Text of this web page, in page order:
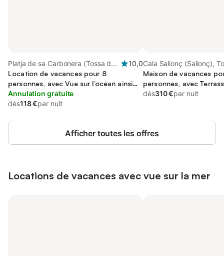
Platja de sa Carbonera (Tossa de
Mar), Tossa de Mar
10,0
Location de vacances pour 8
personnes, avec Vue sur l’océan ainsi
que Balcon et Terrasse
Annulation gratuite
dès118 €par nuit
Cala Salionç (Salionç),
Mar
Maison de vacances
personnes, avec
dès310 €par nuit
Afficher toutes les offres
Locations de vacances avec vue sur la mer